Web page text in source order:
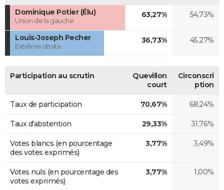
Dominique Potier (Élu)
Union de la gauche
63,27% 54,73%
Louis-Joseph Pecher
Extrême droite
36,73% 45,27%
Participation au scrutin
Quevillon
court
Circonscri
ption
Taux de participation 70,67% 68,24%
Taux d'abstention 29,33% 31,76%
Votes blancs (en pourcentage
des votes exprimés)
3,77% 3,49%
Votes nuls (en pourcentage des
votes exprimés)
3,77% 1,00%